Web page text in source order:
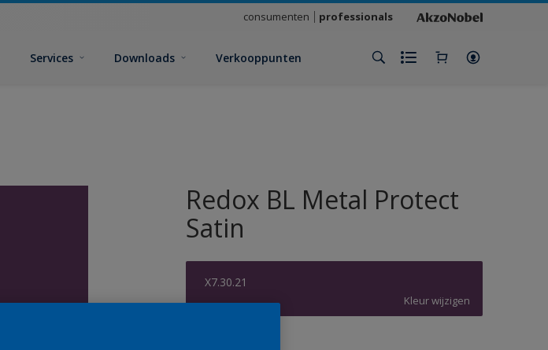
consumenten professionals
Services Downloads Verkooppunten
Redox BL Metal Protect
Satin
X7.30.21
Kleur wijzigen